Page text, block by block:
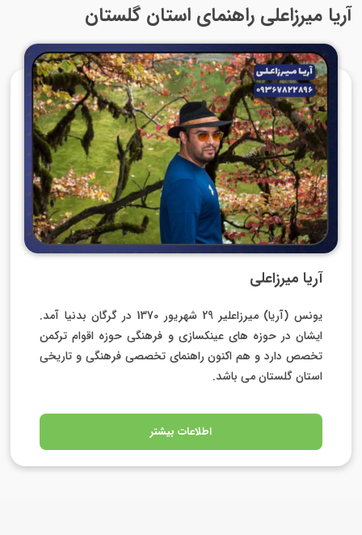
آریا میرزاعلی راهنمای استان گلستان
آریا میرزاعلی
یونس (آریا) میرزاعلیر 29 شهریور 1370 در گرگان بدنیا آمد.
ایشان در حوزه های عینکسازی و فرهنگی حوزه اقوام ترکمن
تخصص دارد و هم اکنون راهنمای تخصصی فرهنگی و تاریخی
استان گلستان می باشد.
اطلاعات بیشتر